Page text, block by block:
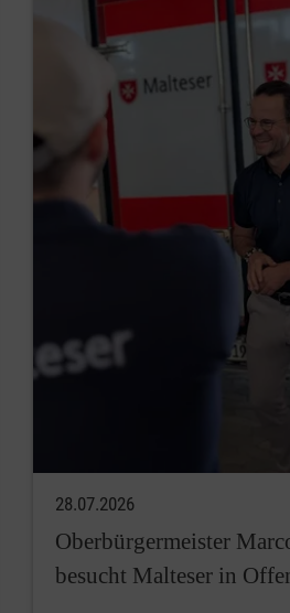
28.07.2026
Oberbürgermeister
besucht Malteser in